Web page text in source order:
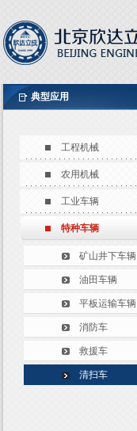
典型应用
工程机械
农用机械
工业车辆
特种车辆
矿山井下车辆
油田车辆
平板运输车辆
消防车
救援车
清扫车